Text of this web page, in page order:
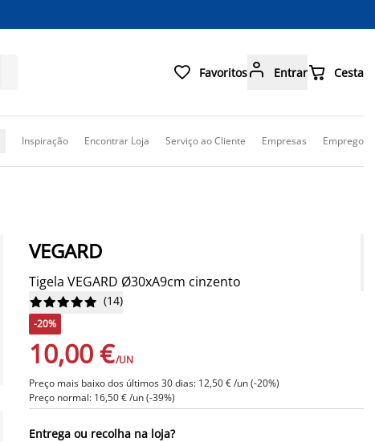
 Favoritos Entrar Cesta
Inspiração Encontrar Loja Serviço ao Cliente Empresas Emprego
VEGARD
Tigela VEGARD Ø30xA9cm cinzento





 (14)
-20%
10,00 €/UN
Preço mais baixo dos últimos 30 dias: 12,50 € /un (-20%)
Preço normal: 16,50 € /un (-39%)
Entrega ou recolha na loja?